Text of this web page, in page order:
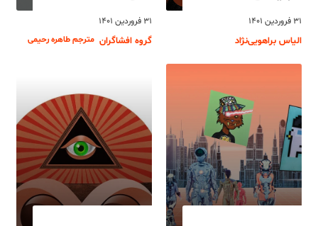
۳۱ فروردین ۱۴۰۱
الیاس براهویی‌نژاد
۳۱ فروردین ۱۴۰۱
گروه افشاگران مترجم طاهره رحیمی